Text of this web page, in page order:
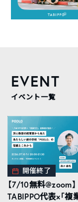
EVENT
イベント一覧
開催終了
【7/10無料@zoom】
TABIPPO代表×「複